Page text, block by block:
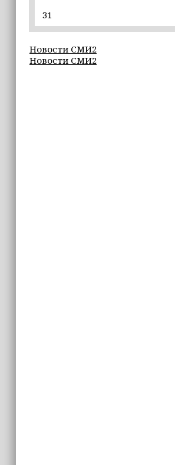
Избирательные участки Шатоя
готовы к приёму голосов
31
Новости СМИ2
Новости СМИ2